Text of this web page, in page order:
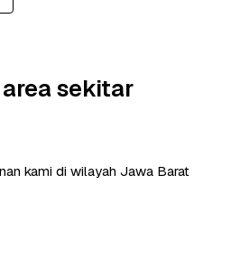
sekitar
kami di wilayah Jawa Barat